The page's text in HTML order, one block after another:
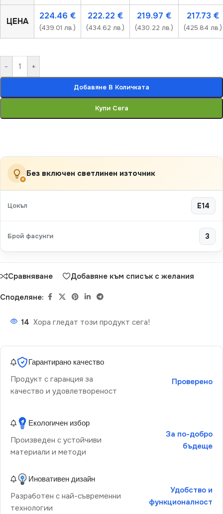
ЦЕНА
224.46 €
(439.01 лв.)
222.22 €
(434.62 лв.)
219.97 €
(430.22 лв.)
217.73 €
(425.84 лв.)
- +
Добавяне В Количката
Купи Сега
×
Без включен светлинен източник
Цокъл E14
Брой фасунги 3
Сравняване Добавяне към списък с желания
Споделяне:
14 Хора гледат този продукт сега!
Гарантирано качество
Продукт с гаранция за
качество и удовлетвореност
Проверено
Екологичен избор
Произведен с устойчиви
материали и методи
За по-добро
бъдеще
Иновативен дизайн
Разработен с най-съвременни
технологии
Удобство и
функционалност